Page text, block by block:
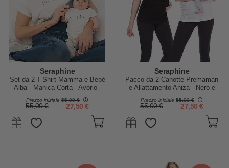
Seraphine
Set da 2 T-Shirt Mamma e Bebè
Alba - Manica Corta - Avorio -
Prezzo iniziale 55,00 €
55,00 € 27,50 €
Seraphine
Pacco da 2 Canotte Premaman
e Allattamento Aniza - Nero e
Prezzo iniziale 55,00 €
55,00 € 27,50 €